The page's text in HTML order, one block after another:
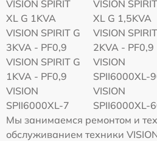
VISION SPIRIT
XL G 1KVA
VISION SPIRIT
XL G 1,5KVA
VISION SPIRIT G
3KVA - PF0,9
VISION
2KVA - PF0,9
VISION SPIRIT G
1KVA - PF0,9
VISION
SPII6000XL-
VISION
SPII6000XL-7
VISION
SPII6000XL-
Мы занимаемся ремонтом и
обслуживанием техники